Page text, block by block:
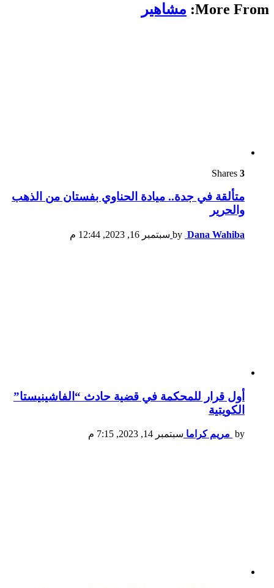
More From: مشاهير
3
متألقة في جدة.. ميادة الحناوي بفستان من الذهب
والحرير
by Dana Wahiba سبتمبر 16, 2023, 12:44 م
أول قرار للمحكمة في قضية حادث “الفاشينيستا”
الكويتية
by مريم كراما سبتمبر 14, 2023, 7:15 م